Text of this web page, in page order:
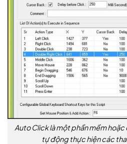
Auto Click là một phần mềm
tự động thực hiện các